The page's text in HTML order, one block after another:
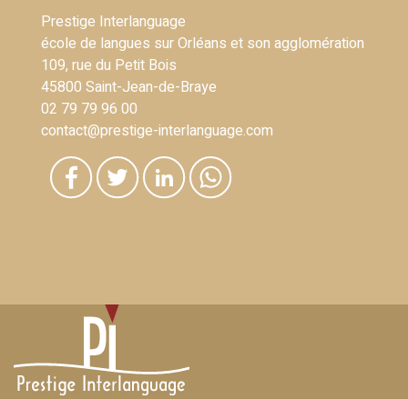
Prestige Interlanguage
école de langues sur Orléans et son agglomération
109, rue du Petit Bois
45800 Saint-Jean-de-Braye
02 79 79 96 00
contact@prestige-interlanguage.com